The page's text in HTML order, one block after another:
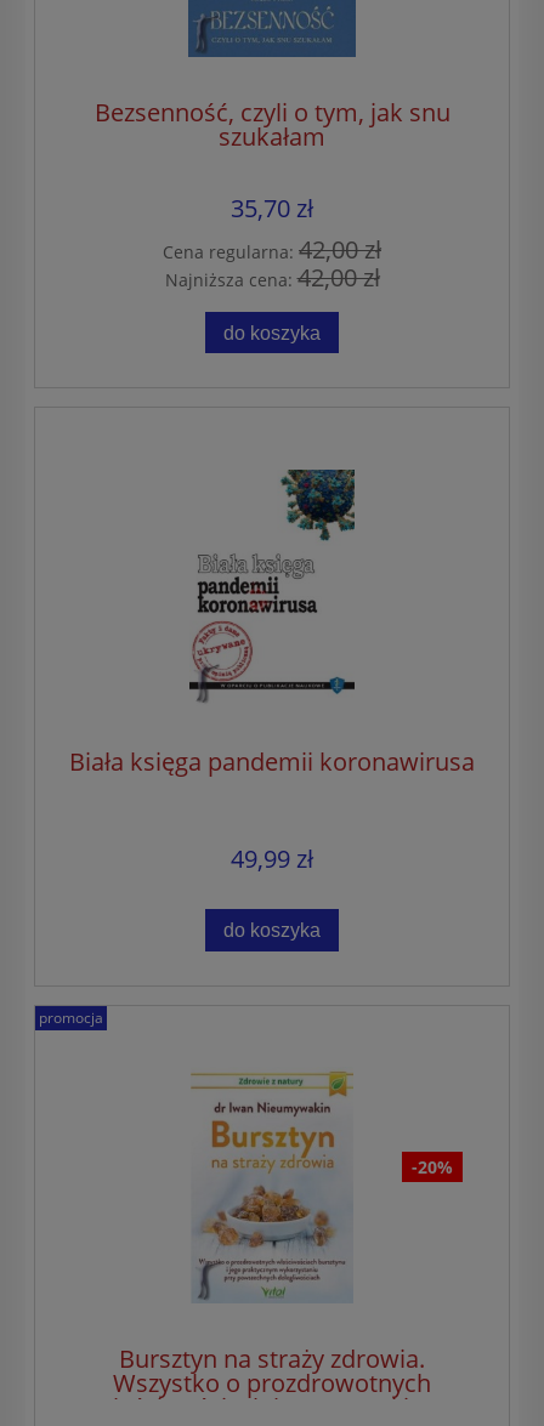
Bezsenność, czyli o tym, jak snu
szukałam
35,70 zł
Cena regularna: 42,00 zł
Najniższa cena:42,00 zł
do koszyka
Biała księga pandemii koronawirusa
49,99 zł
do koszyka
-20%
Bursztyn na straży zdrowia.
Wszystko o prozdrowotnych
właściwościach bursztynu i jego
promocja